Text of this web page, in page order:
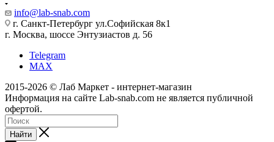
info@lab-snab.com
г. Санкт-Петербург ул.Софийская 8к1
г. Москва, шоссе Энтузиастов д. 56
Telegram
MAX
2015-2026 © Лаб Маркет - интернет-магазин
Информация на сайте Lab-snab.com не является публичной
офертой.
Найти